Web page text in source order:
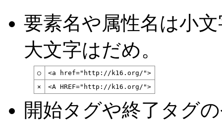
要素名や属性名は小
大文字はだめ。
○
<a href="http://k16.org/">
×
<A HREF="http://k16.org/">
開始タグや終了タグ